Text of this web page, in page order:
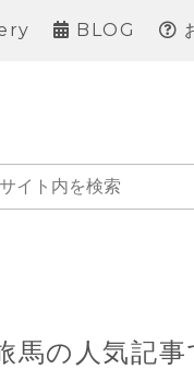
BLOG
馬の人気記事